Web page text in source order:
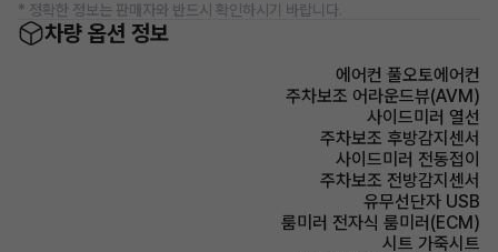
* 정확한 정보는 판매자와 반드시 확인하시기 바랍니다.
차량 옵션 정보
에어컨 풀오토에어컨
주차보조 어라운드뷰(AVM)
사이드미러 열선
주차보조 후방감지센서
사이드미러 전동접이
주차보조 전방감지센서
유무선단자 USB
룸미러 전자식 룸미러(ECM)
시트 가죽시트